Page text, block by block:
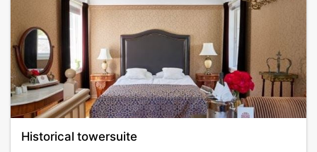
Historical towersuite